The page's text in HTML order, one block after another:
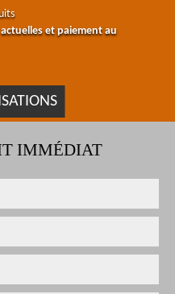
et paiement au
IMMÉDIAT